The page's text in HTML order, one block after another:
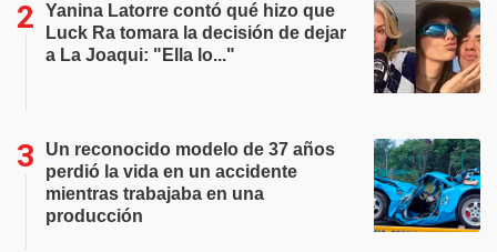
Yanina Latorre contó qué hizo que
Luck Ra tomara la decisión de dejar
a La Joaqui: "Ella lo..."
Un reconocido modelo de 37 años
perdió la vida en un accidente
mientras trabajaba en una
producción